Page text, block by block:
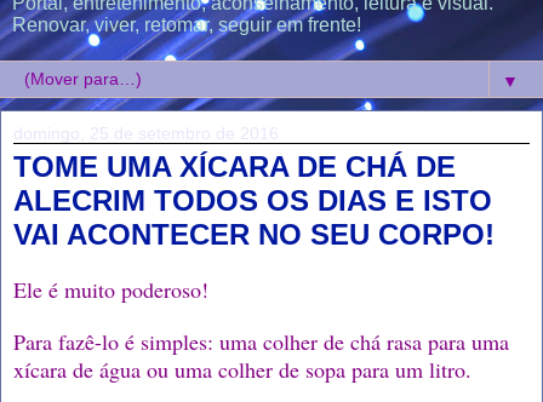
Renovar, viver, retomar, seguir em frente!
▼
domingo, 25 de setembro de 2016
TOME UMA XÍCARA DE CHÁ DE
ALECRIM TODOS OS DIAS E ISTO
VAI ACONTECER NO SEU CORPO!
Ele é muito poderoso!
Para fazê-lo é simples: uma colher de chá rasa para uma
xícara de água ou uma colher de sopa para um litro.